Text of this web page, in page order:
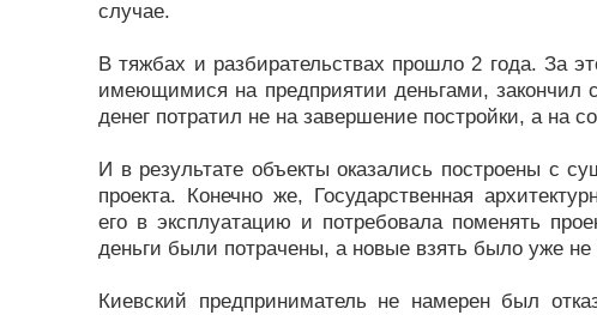
случае.
В тяжбах и разбирательствах прошло 2 года. За
имеющимися на предприятии деньгами, закончил
денег потратил не на завершение постройки, а на
И в результате объекты оказались построены с
проекта. Конечно же, Государственная
его в эксплуатацию и потребовала поменять
деньги были потрачены, а новые взять было уже не
Киевский предприниматель не намерен был